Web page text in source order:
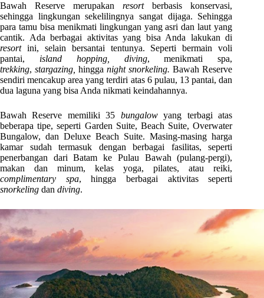
Bawah Reserve merupakanresortberbasis konservasi,
sehingga lingkungan sekelilingnya sangat dijaga. Sehingga
para tamu bisa menikmati lingkungan yang asri dan laut yang
cantik. Ada berbagai aktivitas yang bisa Anda lakukan di
resortini, selain bersantai tentunya. Seperti bermain voli
pantai, island hopping, diving, menikmati spa,
trekking,stargazing, hingga night snorkeling. Bawah Reserve
sendiri mencakup area yang terdiri atas 6 pulau, 13 pantai, dan
dua laguna yang bisa Anda nikmati keindahannya.
Bawah Reserve memiliki 35 bungalowyang terbagi atas
beberapa tipe, seperti Garden Suite, Beach Suite, Overwater
Bungalow, dan Deluxe Beach Suite. Masing-masing harga
kamar sudah termasuk dengan berbagai fasilitas, seperti
penerbangan dari Batam ke Pulau Bawah (pulang-pergi),
makan dan minum, kelas yoga, pilates, atau reiki,
complimentary spa, hingga berbagai aktivitas seperti
snorkeling dan diving.